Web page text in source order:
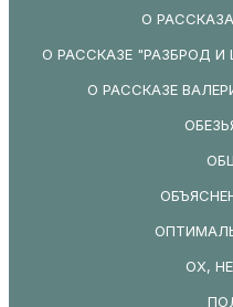
О
О РАССКАЗЕ "РАЗБРОД
О РАССКАЗЕ
ОХ,